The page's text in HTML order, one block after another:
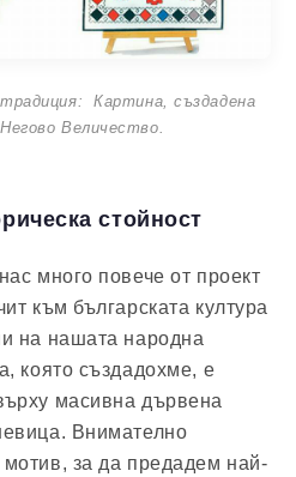
Картина, създадена
Величество.
стойност
много повече от проект
към българската култура
на нашата народна
която създадохме, е
масивна дървена
Внимателно
за да предадем най-